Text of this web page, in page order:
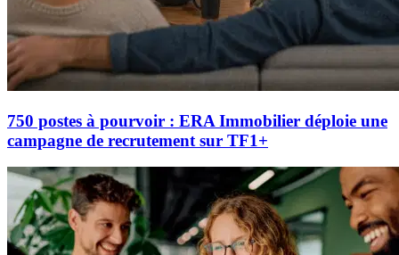
750 postes à pourvoir : ERA Immobilier déploie une
campagne de recrutement sur TF1+